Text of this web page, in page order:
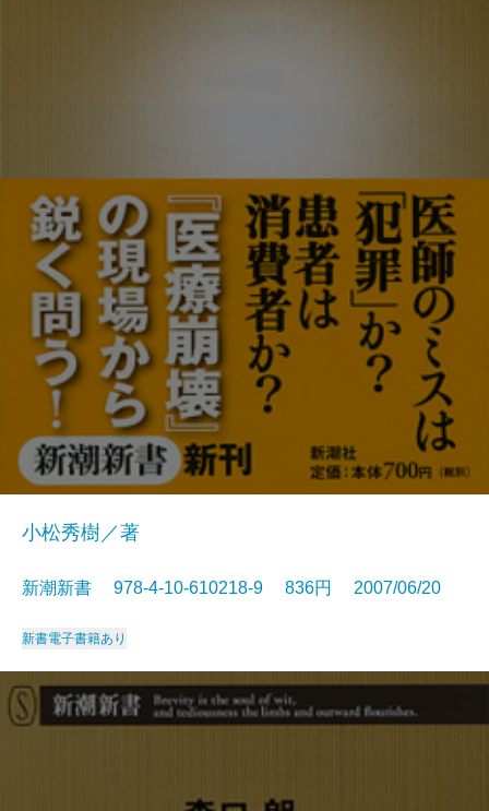
小松秀樹／著
新潮新書 978-4-10-610218-9 836円 2007/06/20
新書電子書籍あり